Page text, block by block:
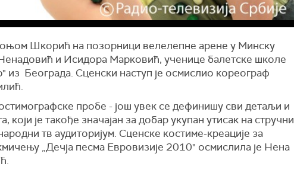
Шкорић на позорници велелепне арене у Минску
и Исидора Марковић, ученице балетске школе
из Београда. Сценски наступ је осмислио кореограф
пробе - још увек се дефинишу сви детаљи и
који је такође значајан за добар укупан утисак на стручни
тв аудиторијум. Сценске костиме-креације за
„Дечја песма Евровизије 2010" осмислила је Нена